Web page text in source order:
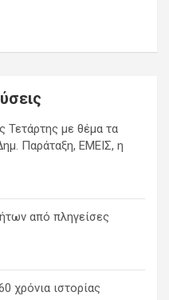
Τετάρτης με θέμα τα
Παράταξη, ΕΜΕΙΣ, η
από πληγείσες
χρόνια ιστορίας